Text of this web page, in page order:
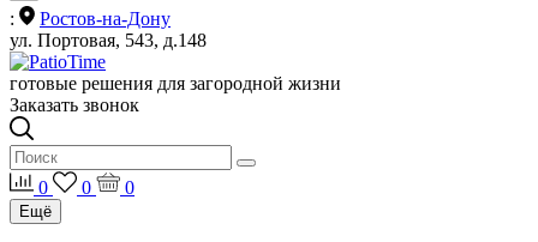
:
Ростов-на-Дону
ул. Портовая, 543, д.148
готовые решения для загородной жизни
Заказать звонок
0 0 0
Ещё